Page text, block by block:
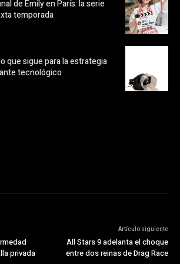
de Emily en París: la serie
temporada
que sigue para la estrategia
tecnológico
privada
Artículo siguiente
All Stars 9 adelanta el choque
entre dos reinas de Drag Race